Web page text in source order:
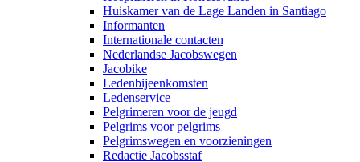
Huiskamer van de Lage Landen in Santiago
Informanten
Internationale contacten
Nederlandse Jacobswegen
Jacobike
Ledenbijeenkomsten
Ledenservice
Pelgrimeren voor de jeugd
Pelgrims voor pelgrims
Pelgrimswegen en voorzieningen
Redactie Jacobsstaf